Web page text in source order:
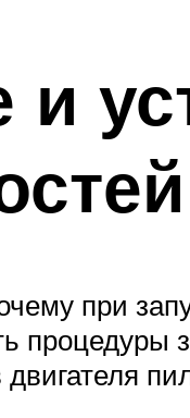
при
процедуры